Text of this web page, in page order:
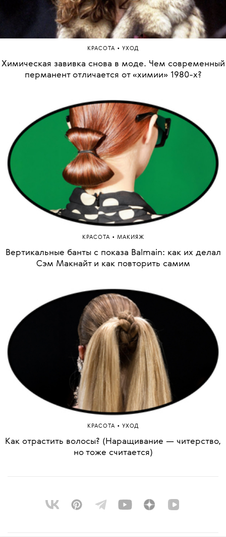
КРАСОТА • УХОД
Химическая завивка снова в моде. Чем современный
перманент отличается от «химии» 1980-х?
КРАСОТА • МАКИЯЖ
Вертикальные банты с показа Balmain: как их делал
Сэм Макнайт и как повторить самим
КРАСОТА • УХОД
Как отрастить волосы? (Наращивание — читерство,
но тоже считается)